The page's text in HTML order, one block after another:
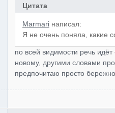
Цитата
Marmari написал:
Я не очень поняла, какие
по всей видимости речь идёт
новому, другими словами
предпочитаю просто